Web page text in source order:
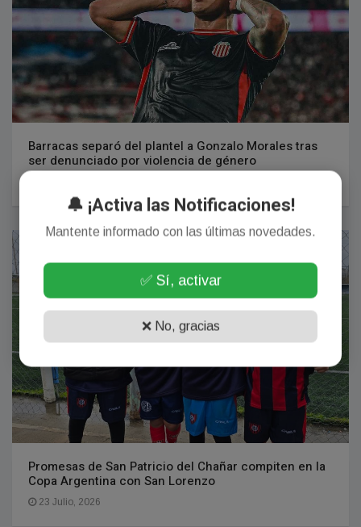
Barracas separó del plantel a Gonzalo Morales tras
ser denunciado por violencia de género
ACORDES DEPORTIVOS
Promesas de San Patricio del Chañar compiten en la
Copa Argentina con San Lorenzo
23 Julio, 2026
🔔 ¡Activa las Notificaciones!
Mantente informado con las últimas novedades.
✅ Sí, activar
❌ No, gracias